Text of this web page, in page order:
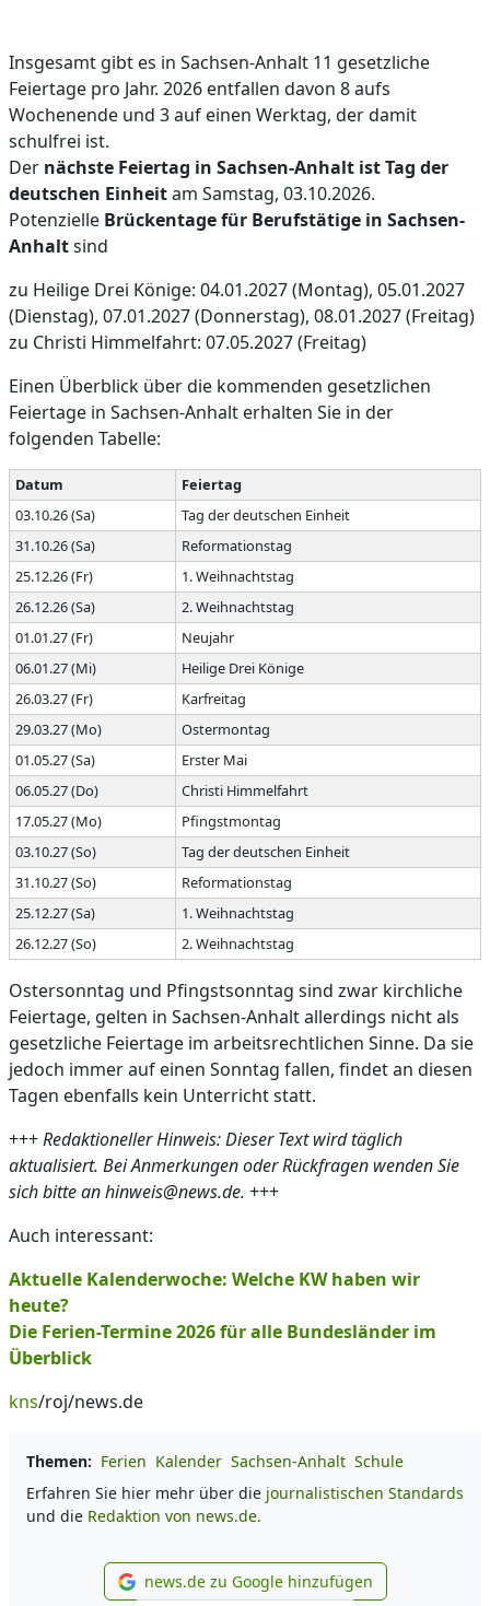
Insgesamt gibt es in Sachsen-Anhalt 11 gesetzliche
Feiertage pro Jahr. 2026 entfallen davon 8 aufs
Wochenende und 3 auf einen Werktag, der damit
schulfrei ist.
Der nächste Feiertag in Sachsen-Anhalt ist Tag der
deutschen Einheitam Samstag, 03.10.2026.
Potenzielle Brückentage für Berufstätige in Sachsen-
Anhaltsind
zu Heilige Drei Könige: 04.01.2027 (Montag), 05.01.2027
(Dienstag), 07.01.2027 (Donnerstag), 08.01.2027 (Freitag)
zu Christi Himmelfahrt: 07.05.2027 (Freitag)
Einen Überblick über die kommenden gesetzlichen
Feiertage in Sachsen-Anhalt erhalten Sie in der
folgenden Tabelle:
Datum
Feiertag
03.10.26 (Sa)
Tag der deutschen Einheit
31.10.26 (Sa)
Reformationstag
25.12.26 (Fr)
1. Weihnachtstag
26.12.26 (Sa)
2. Weihnachtstag
01.01.27 (Fr)
Neujahr
06.01.27 (Mi)
Heilige Drei Könige
26.03.27 (Fr)
Karfreitag
29.03.27 (Mo)
Ostermontag
01.05.27 (Sa)
Erster Mai
06.05.27 (Do)
Christi Himmelfahrt
17.05.27 (Mo)
Pfingstmontag
03.10.27 (So)
Tag der deutschen Einheit
31.10.27 (So)
Reformationstag
25.12.27 (Sa)
1. Weihnachtstag
26.12.27 (So)
2. Weihnachtstag
Ostersonntag und Pfingstsonntag sind zwar kirchliche
Feiertage, gelten in Sachsen-Anhalt allerdings nicht als
gesetzliche Feiertage im arbeitsrechtlichen Sinne. Da sie
jedoch immer auf einen Sonntag fallen, findet an diesen
Tagen ebenfalls kein Unterricht statt.
+++Redaktioneller Hinweis: Dieser Text wird täglich
aktualisiert. Bei Anmerkungen oder Rückfragen wenden Sie
sich bitte an hinweis@news.de. +++
Auch interessant:
Aktuelle Kalenderwoche: Welche KW haben wir
heute?
Die Ferien-Termine 2026 für alle Bundesländer im
Überblick
kns/roj/news.de
Themen: Ferien Kalender Sachsen-Anhalt Schule
Erfahren Sie hier mehr über die journalistischen Standards
und die Redaktion von news.de.
news.de zu Google
news.de zu Google hinzufügen